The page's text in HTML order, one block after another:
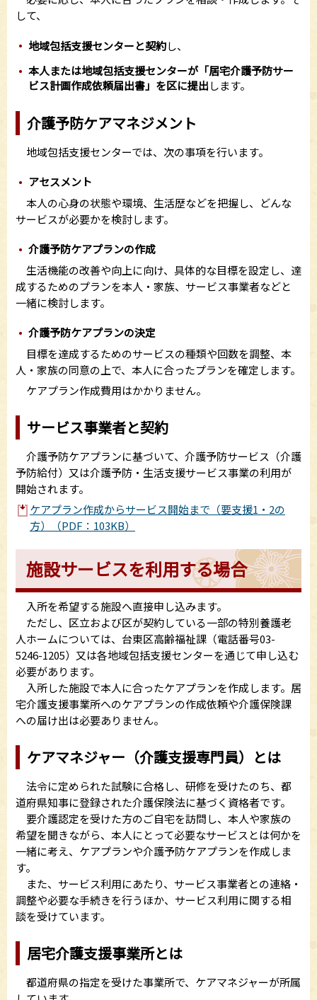
して、
地域包括支援センターと契約し、
本人または地域包括支援センターが「居宅介護予防サー
ビス計画作成依頼届出書」を区に提出します。
介護予防ケアマネジメント
地域包括支援センターでは、次の事項を行います。
アセスメント
本人の心身の状態や環境、生活歴などを把握し、どんな
サービスが必要かを検討します。
介護予防ケアプランの作成
生活機能の改善や向上に向け、具体的な目標を設定し、達
成するためのプランを本人・家族、サービス事業者などと
一緒に検討します。
介護予防ケアプランの決定
目標を達成するためのサービスの種類や回数を調整、本
人・家族の同意の上で、本人に合ったプランを確定します。
ケアプラン作成費用はかかりません。
サービス事業者と契約
介護予防ケアプランに基づいて、介護予防サービス（介護
予防給付）又は介護予防・生活支援サービス事業の利用が
開始されます。
ケアプラン作成からサービス開始まで（要支援1・2の
方）（PDF：103KB）
施設サービスを利用する場合
入所を希望する施設へ直接申し込みます。
ただし、区立および区が契約している一部の特別養護老
人ホームについては、台東区高齢福祉課（電話番号03-
5246-1205）又は各地域包括支援センターを通じて申し込む
必要があります。
入所した施設で本人に合ったケアプランを作成します。居
宅介護支援事業所へのケアプランの作成依頼や介護保険課
への届け出は必要ありません。
ケアマネジャー（介護支援専門員）とは
法令に定められた試験に合格し、研修を受けたのち、都
道府県知事に登録された介護保険法に基づく資格者です。
要介護認定を受けた方のご自宅を訪問し、本人や家族の
希望を聞きながら、本人にとって必要なサービスとは何かを
一緒に考え、ケアプランや介護予防ケアプランを作成しま
す。
また、サービス利用にあたり、サービス事業者との連絡・
調整や必要な手続きを行うほか、サービス利用に関する相
談を受けています。
居宅介護支援事業所とは
都道府県の指定を受けた事業所で、ケアマネジャーが所属